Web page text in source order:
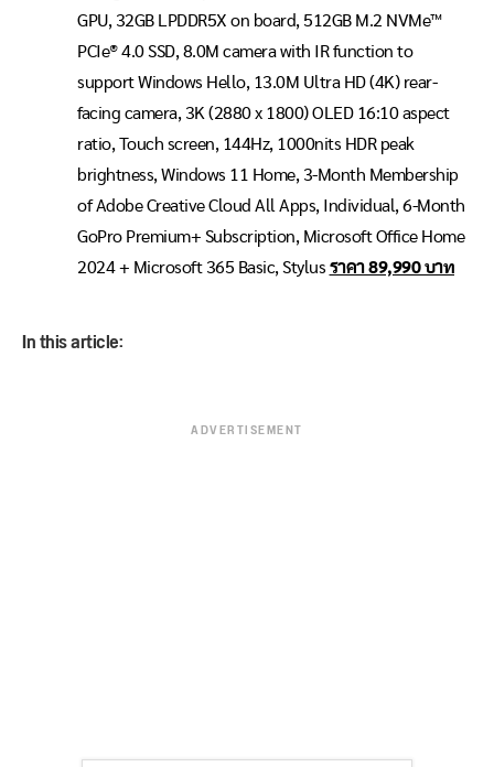
GPU, 32GB LPDDR5X on board, 512GB M.2 NVMe™
PCIe® 4.0 SSD, 8.0M camera with IR function to
support Windows Hello, 13.0M Ultra HD (4K) rear-
facing camera, 3K (2880 x 1800) OLED 16:10 aspect
ratio, Touch screen, 144Hz, 1000nits HDR peak
brightness, Windows 11 Home, 3-Month Membership
of Adobe Creative Cloud All Apps, Individual, 6-Month
GoPro Premium+ Subscription, Microsoft Office Home
2024 + Microsoft 365 Basic, Stylus ราคา 89,990 บาท
In this article:
ADVERTISEMENT